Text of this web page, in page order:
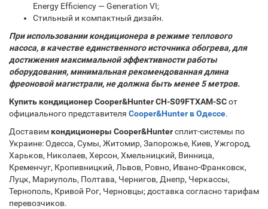
Energy Efficiency — Generation VI;
Стильный и компактный дизайн.
При использовании кондиционера в режиме теплового
насоса, в качестве единственного источника обогрева, для
достижения максимальной эффективности работы
оборудования, минимальная рекомендованная длина
фреоновой магистрали, не должна быть менее 5 метров.
Купить кондиционер Cooper&Hunter CH-S09FTXAM-SCот
официального представителя Cooper&Hunter в Одессе.
Доставим кондиционеры Cooper&Hunterсплит-системы по
Украине: Одесса, Сумы, Житомир, Запорожье, Киев, Ужгород,
Харьков, Николаев, Херсон, Хмельницкий, Винница,
Кременчуг, Кропивницкий, Львов, Ровно, Ивано-Франковск,
Луцк, Мариуполь, Полтава, Чернигов, Днепр, Черкассы,
Тернополь, Кривой Рог, Черновцы; доставка согласно тарифам
перевозчиков.